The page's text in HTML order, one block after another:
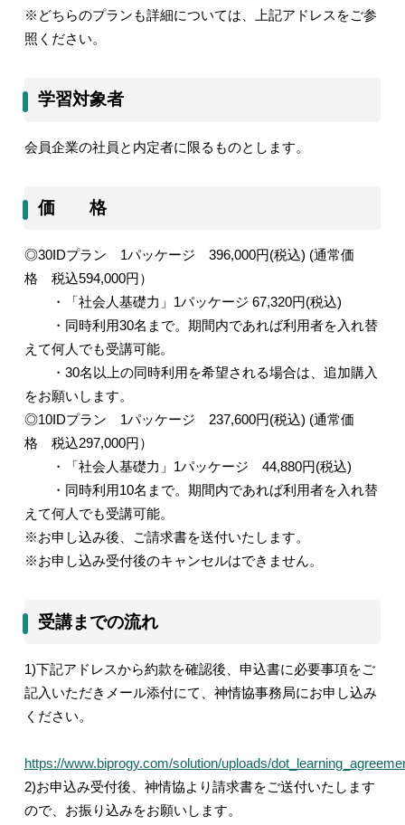
※どちらのプランも詳細については、上記アドレスをご参
照ください。
学習対象者
会員企業の社員と内定者に限るものとします。
価 格
◎30IDプラン 1パッケージ 396,000円(税込) (通常価
格 税込594,000円）
・「社会人基礎力」 1パッケージ 67,320円(税込)
・同時利用30名まで。期間内であれば利用者を入れ替
えて何人でも受講可能。
・ 30名以上の同時利用を希望される場合は、追加購入
をお願いします。
◎10IDプラン 1パッケージ 237,600円(税込) (通常価
格 税込297,000円）
・「社会人基礎力」 1パッケージ 44,880円(税込)
・同時利用10名まで。期間内であれば利用者を入れ替
えて何人でも受講可能。
※お申し込み後、ご請求書を送付いたします。
※お申し込み受付後のキャンセルはできません。
受講までの流れ
1)下記アドレスから約款を確認後、申込書に必要事項をご
記入いただきメール添付にて、神情協事務局にお申し込み
ください。
https://www.biprogy.com/solution/uploads/
2)お申込み受付後、神情協より請求書をご送付いたします
ので、お振り込みをお願いします。